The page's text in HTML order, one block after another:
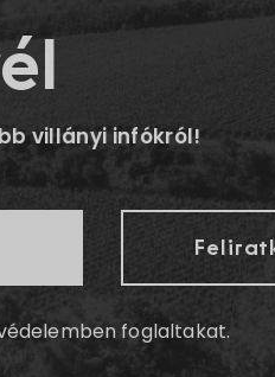
villányi infókról!
foglaltakat.